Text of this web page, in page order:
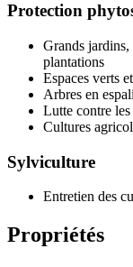
Protection
Grands jardins,
plantations
Espaces verts
Arbres en
Lutte contre les
Cultures
Sylviculture
Entretien des
Propriétés